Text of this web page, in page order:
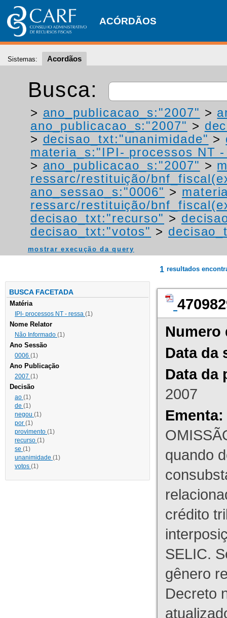
ACÓRDÃOS
Sistemas: Acordãos
Busca:
> ano_publicacao_s:"2007" >
ano_publicacao_s:"2007" >
> decisao_txt:"unanimidade" >
materia_s:"IPI- processos NT
> ano_publicacao_s:"2007" >
ressarc/restituição/
ano_sessao_s:"0006" >
ressarc/restituição/
decisao_txt:"recurso" >
decisao_txt:"votos" >
mostrar execução da query
BUSCA FACETADA
Matéria
IPI- processos NT - ressa (1)
Nome Relator
Não Informado (1)
Ano Sessão
0006 (1)
Ano Publicação
2007 (1)
Decisão
ao (1)
de (1)
negou (1)
por (1)
provimento (1)
recurso (1)
se (1)
unanimidade (1)
votos (1)
1 resultados
Numero
Data da
Data da
2007
Ementa:
quando
crédito
SELIC.
gênero
Decreto